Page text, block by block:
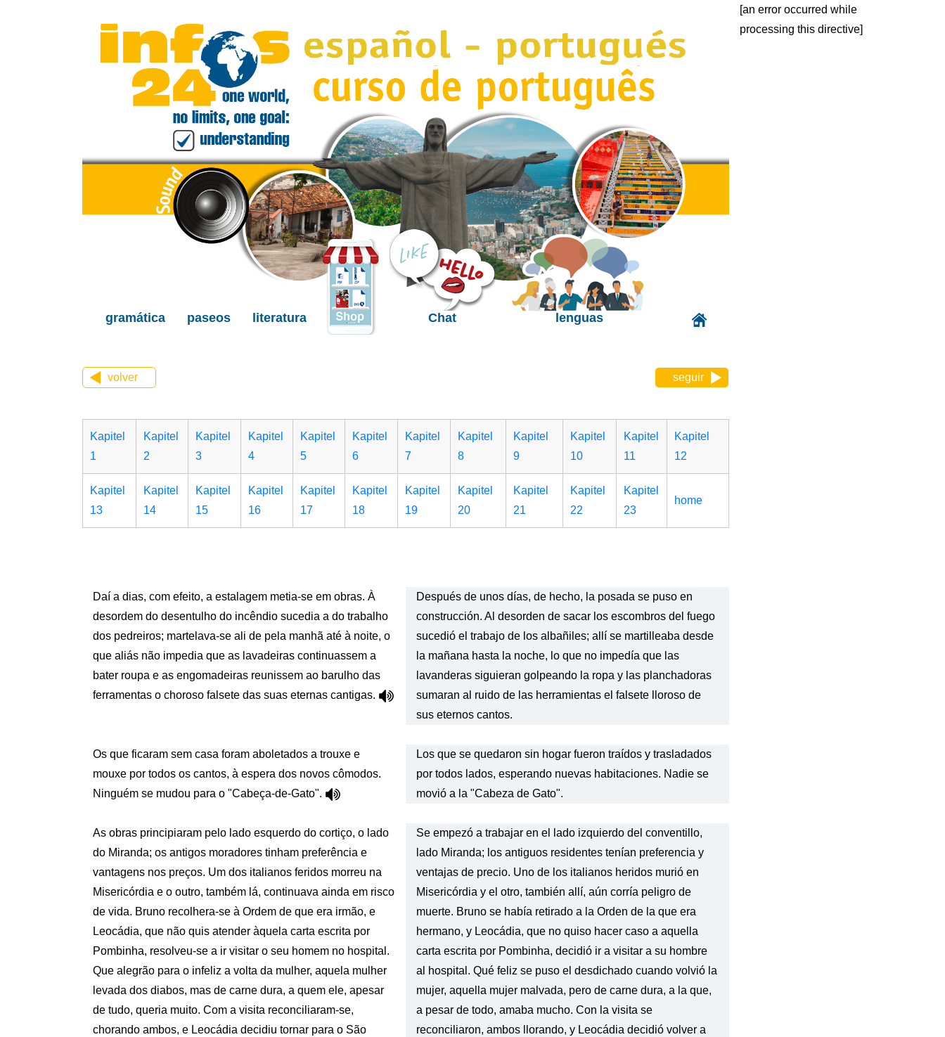
gramática paseos literatura Chat lenguas
volver seguir
Kapitel
1
Kapitel
2
Kapitel
3
Kapitel
4
Kapitel
5
Kapitel
6
Kapitel
7
Kapitel
8
Kapitel
9
Kapitel
10
Kapitel
11
Kapitel
12
Kapitel
13
Kapitel
14
Kapitel
15
Kapitel
16
Kapitel
17
Kapitel
18
Kapitel
19
Kapitel
20
Kapitel
21
Kapitel
22
Kapitel
23
home
Daí a dias, com efeito, a estalagem metia-se em obras. À
desordem do desentulho do incêndio sucedia a do trabalho
dos pedreiros; martelava-se ali de pela manhã até à noite, o
que aliás não impedia que as lavadeiras continuassem a
bater roupa e as engomadeiras reunissem ao barulho das
ferramentas o choroso falsete das suas eternas cantigas.
Después de unos días, de hecho, la posada se puso en
construcción. Al desorden de sacar los escombros del fuego
sucedió el trabajo de los albañiles; allí se martilleaba desde
la mañana hasta la noche, lo que no impedía que las
lavanderas siguieran golpeando la ropa y las planchadoras
sumaran al ruido de las herramientas el falsete lloroso de
sus eternos cantos.
Os que ficaram sem casa foram aboletados a trouxe e
mouxe por todos os cantos, à espera dos novos cômodos.
Ninguém se mudou para o "Cabeça-de-Gato".
Los que se quedaron sin hogar fueron traídos y trasladados
por todos lados, esperando nuevas habitaciones. Nadie se
movió a la "Cabeza de Gato".
As obras principiaram pelo lado esquerdo do cortiço, o lado
do Miranda; os antigos moradores tinham preferência e
vantagens nos preços. Um dos italianos feridos morreu na
Misericórdia e o outro, também lá, continuava ainda em risco
de vida. Bruno recolhera-se à Ordem de que era irmão, e
Leocádia, que não quis atender àquela carta escrita por
Pombinha, resolveu-se a ir visitar o seu homem no hospital.
Que alegrão para o infeliz a volta da mulher, aquela mulher
levada dos diabos, mas de carne dura, a quem ele, apesar
de tudo, queria muito. Com a visita reconciliaram-se,
chorando ambos, e Leocádia decidiu tornar para o São
Se empezó a trabajar en el lado izquierdo del conventillo,
lado Miranda; los antiguos residentes tenían preferencia y
ventajas de precio. Uno de los italianos heridos murió en
Misericórdia y el otro, también allí, aún corría peligro de
muerte. Bruno se había retirado a la Orden de la que era
hermano, y Leocádia, que no quiso hacer caso a aquella
carta escrita por Pombinha, decidió ir a visitar a su hombre
al hospital. Qué feliz se puso el desdichado cuando volvió la
mujer, aquella mujer malvada, pero de carne dura, a la que,
a pesar de todo, amaba mucho. Con la visita se
reconciliaron, ambos llorando, y Leocádia decidió volver a
[an error occurred while
processing this directive]